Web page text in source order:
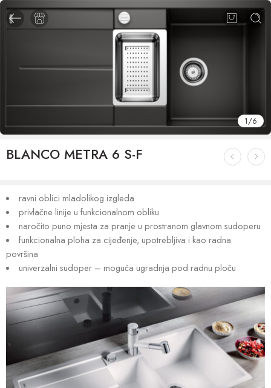
1/6
BLANCO METRA 6 S-F
ravni oblici mladolikog izgleda
privlačne linije u funkcionalnom obliku
naročito puno mjesta za pranje u prostranom glavnom sudoperu
funkcionalna ploha za cijeđenje, upotrebljiva i kao radna
površina
univerzalni sudoper – moguća ugradnja pod radnu ploču